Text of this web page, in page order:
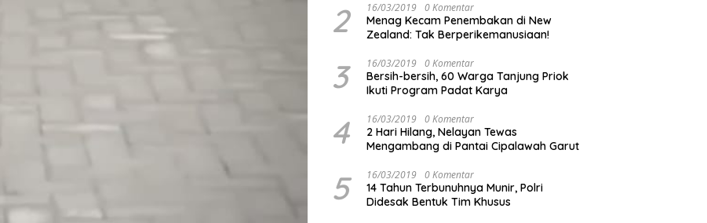
2 16/03/2019 0 Komentar
Menag Kecam Penembakan di New
Zealand: Tak Berperikemanusiaan!
3 16/03/2019 0 Komentar
Bersih-bersih, 60 Warga Tanjung Priok
Ikuti Program Padat Karya
4 16/03/2019 0 Komentar
2 Hari Hilang, Nelayan Tewas
Mengambang di Pantai Cipalawah Garut
5 16/03/2019 0 Komentar
14 Tahun Terbunuhnya Munir, Polri
Didesak Bentuk Tim Khusus